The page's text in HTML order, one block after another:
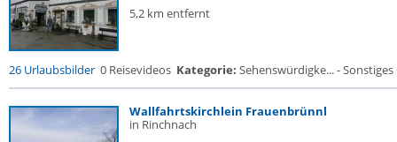
5,2 km entfernt
26 Urlaubsbilder 0 Reisevideos Kategorie: Sehenswürdigke... -
Wallfahrtskirchlein Frauenbrünnl
in Rinchnach